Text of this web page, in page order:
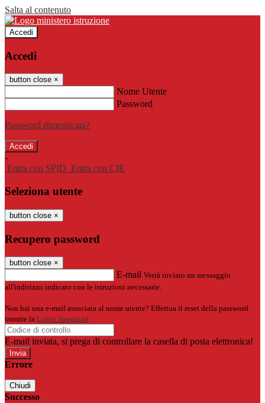
Salta al contenuto
Accedi
Accedi
button close ×
Nome Utente
Password
Password dimenticata?
-
Entra con SPID Entra con CIE
Seleziona utente
button close ×
Recupero password
button close ×
E-mail Verrà inviato un messaggio
all'indirizzo indicato con le istruzioni necessarie.
Non hai una e-mail associata al nome utente? Effettua il reset della password
tramite la Login Spaggiari
E-mail inviata, si prega di controllare la casella di posta elettronica!
Errore
Chiudi
Successo